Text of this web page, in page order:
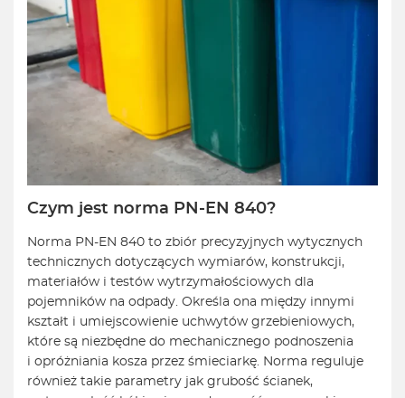
Czym jest norma PN-EN 840?
Norma PN-EN 840 to zbiór precyzyjnych wytycznych
technicznych dotyczących wymiarów, konstrukcji,
materiałów i testów wytrzymałościowych dla
pojemników na odpady. Określa ona między innymi
kształt i umiejscowienie uchwytów grzebieniowych,
które są niezbędne do mechanicznego podnoszenia
i opróżniania kosza przez śmieciarkę. Norma reguluje
również takie parametry jak grubość ścianek,